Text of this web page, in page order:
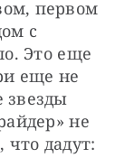
первом
с
Это еще
еще не
звезды
не
что дадут: